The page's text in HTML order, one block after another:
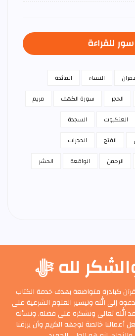
سور للقراءة
النساء
المائدة
الحجر سورة الكهف
مريم
العنكبوت
السجدة
الفتح
الحجرات
الرحمن الواقعة
الحشر
لله ﷻ
كبادرة متواضعة بهدف خدمة الكتاب
إلى الله وتيسير العلوم الشرعية على
الله تعالى ونشكره على فضله, ونسأله
أعمالنا خالصة لوجهه الكريم وأن يرزقنا